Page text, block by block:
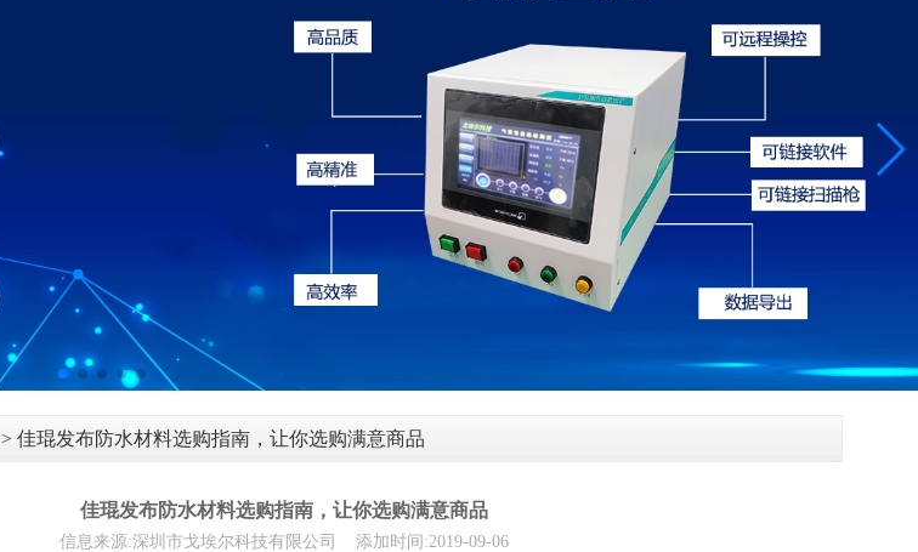
> 佳琨发布防水材料选购指南，让你选购满意商品
佳琨发布防水材料选购指南，让你选购满意商品
信息来源:深圳市戈埃尔科技有限公司 添加时间:2019-09-06